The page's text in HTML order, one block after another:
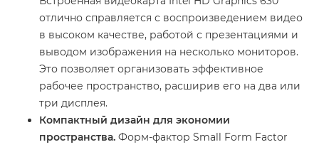
отлично справляется с воспроизведением видео
в высоком качестве, работой с презентациями и
выводом изображения на несколько мониторов.
Это позволяет организовать эффективное
рабочее пространство, расширив его на два или
три дисплея.
Компактный дизайн для экономии
пространства. Форм-фактор Small Form Factor